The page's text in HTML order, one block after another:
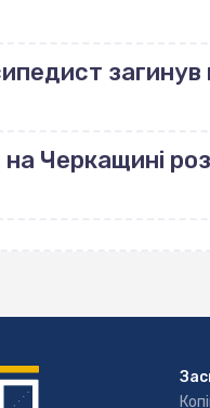
загинув
на Черкащині